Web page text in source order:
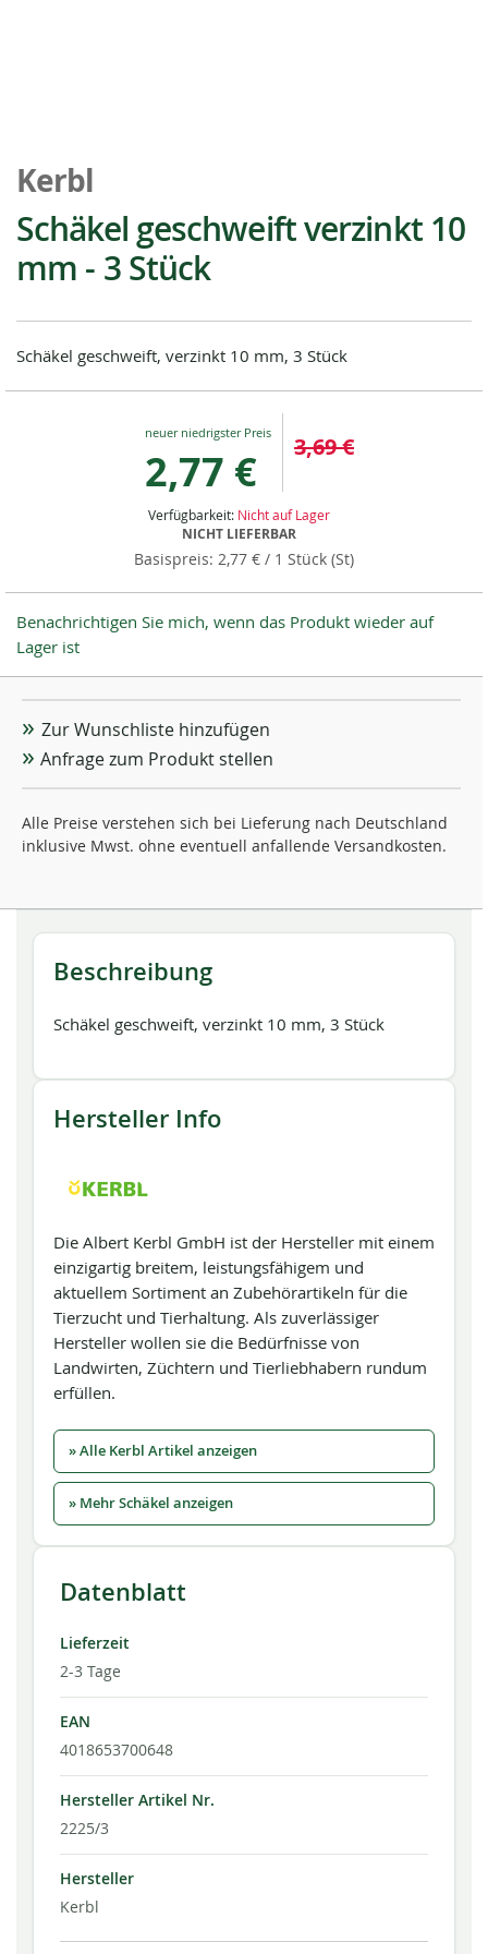
Anfang
der
Bildgalerie
springen
Kerbl
Schäkel geschweift verzinkt 10
mm - 3 Stück
Schäkel geschweift, verzinkt 10 mm, 3 Stück
Special
2,77 € 3,69 €
2,77 € / 1 Stück (St)
Verfügbarkeit: Nicht auf Lager
NICHT LIEFERBAR
Benachrichtigen Sie mich, wenn das Produkt wieder auf
Lager ist
Zur Wunschliste hinzufügen
Anfrage zum Produkt stellen
Alle Preise verstehen sich bei Lieferung nach Deutschland
inklusive Mwst. ohne eventuell anfallende Versandkosten.
Beschreibung
Schäkel geschweift, verzinkt 10 mm, 3 Stück
Hersteller Info
Die Albert Kerbl GmbH ist der Hersteller mit einem
einzigartig breitem, leistungsfähigem und
aktuellem Sortiment an Zubehörartikeln für die
Tierzucht und Tierhaltung. Als zuverlässiger
Hersteller wollen sie die Bedürfnisse von
Landwirten, Züchtern und Tierliebhabern rundum
erfüllen.
» Alle Kerbl Artikel anzeigen
» Mehr Schäkel anzeigen
Datenblatt
Lieferzeit
2-3 Tage
EAN
4018653700648
Hersteller Artikel Nr.
2225/3
Hersteller
Kerbl